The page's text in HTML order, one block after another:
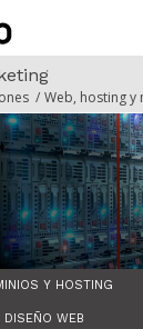
/ Web, hosting y
Y HOSTING
DISEÑO WEB